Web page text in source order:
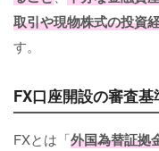
取引や現物株式の投資
す。
FX口座開設の審査基
FXとは「外国為替証拠